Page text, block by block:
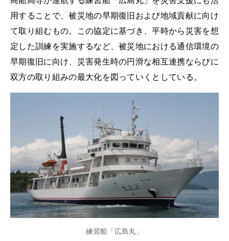
用することで、被災地の早期復旧および地域貢献に向け
て取り組むもの。この協定に基づき、平時から災害を想
定した訓練を実施するなど、被災地における通信環境の
早期復旧に向け、災害発生時の円滑な相互連携ならびに
双方の取り組みの最大化を図っていくとしている。
練習船「広島丸」